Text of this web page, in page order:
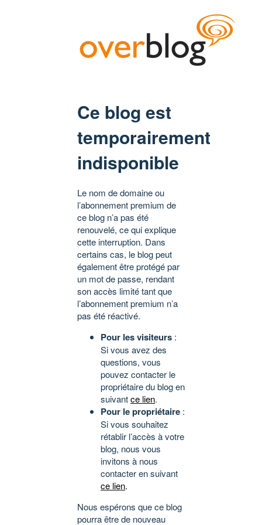
Ce blog est
temporairement
indisponible
Le nom de domaine ou
l’abonnement premium de
ce blog n’a pas été
renouvelé, ce qui explique
cette interruption. Dans
certains cas, le blog peut
également être protégé par
un mot de passe, rendant
son accès limité tant que
l’abonnement premium n’a
pas été réactivé.
Pour les visiteurs :
Si vous avez des
questions, vous
pouvez contacter le
propriétaire du blog en
suivantce lien.
Pour le propriétaire :
Si vous souhaitez
rétablir l’accès à votre
blog, nous vous
invitons à nous
contacter en suivant
ce lien.
Nous espérons que ce blog
pourra être de nouveau